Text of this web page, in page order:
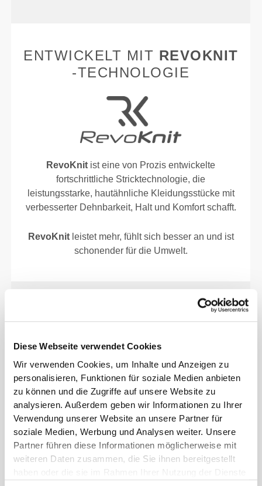
Diese Webseite verwendet Cookies
Wir verwenden Cookies, um Inhalte und Anzeigen zu
personalisieren, Funktionen für soziale Medien anbieten
zu können und die Zugriffe auf unsere Website zu
analysieren. Außerdem geben wir Informationen zu Ihrer
Verwendung unserer Website an unsere Partner für
soziale Medien, Werbung und Analysen weiter. Unsere
Partner führen diese Informationen möglicherweise mit
weiteren Daten zusammen, die Sie ihnen bereitgestellt
ENTWICKELT MIT REVOKNIT
-TECHNOLOGIE
RevoKnit ist eine von Prozis entwickelte
fortschrittliche Stricktechnologie, die
leistungsstarke, hautähnliche Kleidungsstücke mit
verbesserter Dehnbarkeit, Halt und Komfort schafft.
RevoKnitleistet mehr, fühlt sich besser an und ist
schonender für die Umwelt.
FASERTECHNOLOGIE
Eine ausgereifte RevoKnit©-Konstruktion und eine
im Labor entwickelte Fasertechnologie, die deine
Muskeln und Blutzirkulation unterstützt und stärkt.
NRG bietet eine leichte Kompression um die
Hauptmuskelgruppen, ohne die Bewegung zu
beeinträchtigen.